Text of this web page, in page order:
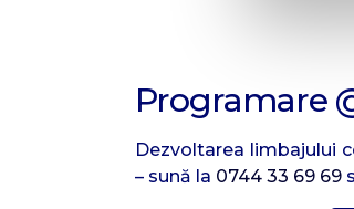
Programare
Dezvoltarea limbajului
– sună la 0744 33 69 69